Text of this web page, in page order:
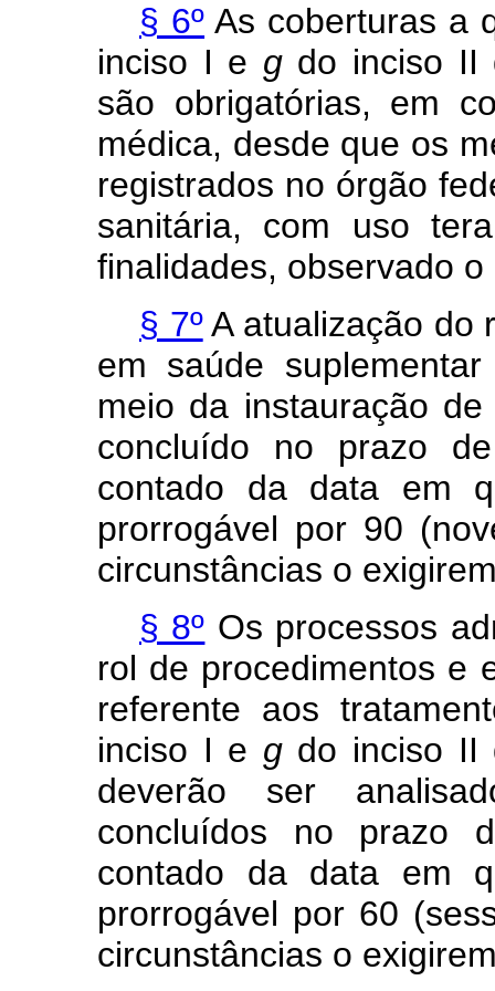
§ 6º As coberturas a
inciso I e gdo inciso
são obrigatórias, em
médica, desde que os
registrados no órgão
sanitária, com uso
finalidades, observado
§ 7ºA atualização do
em saúde
meio da instauração
concluído no prazo
contado da data em
prorrogável por 90
circunstâncias o
§ 8º Os processos
rol de procedimentos e
referente aos
inciso I e gdo inciso
deverão ser
concluídos no prazo
contado da data em
prorrogável por 60
circunstâncias o